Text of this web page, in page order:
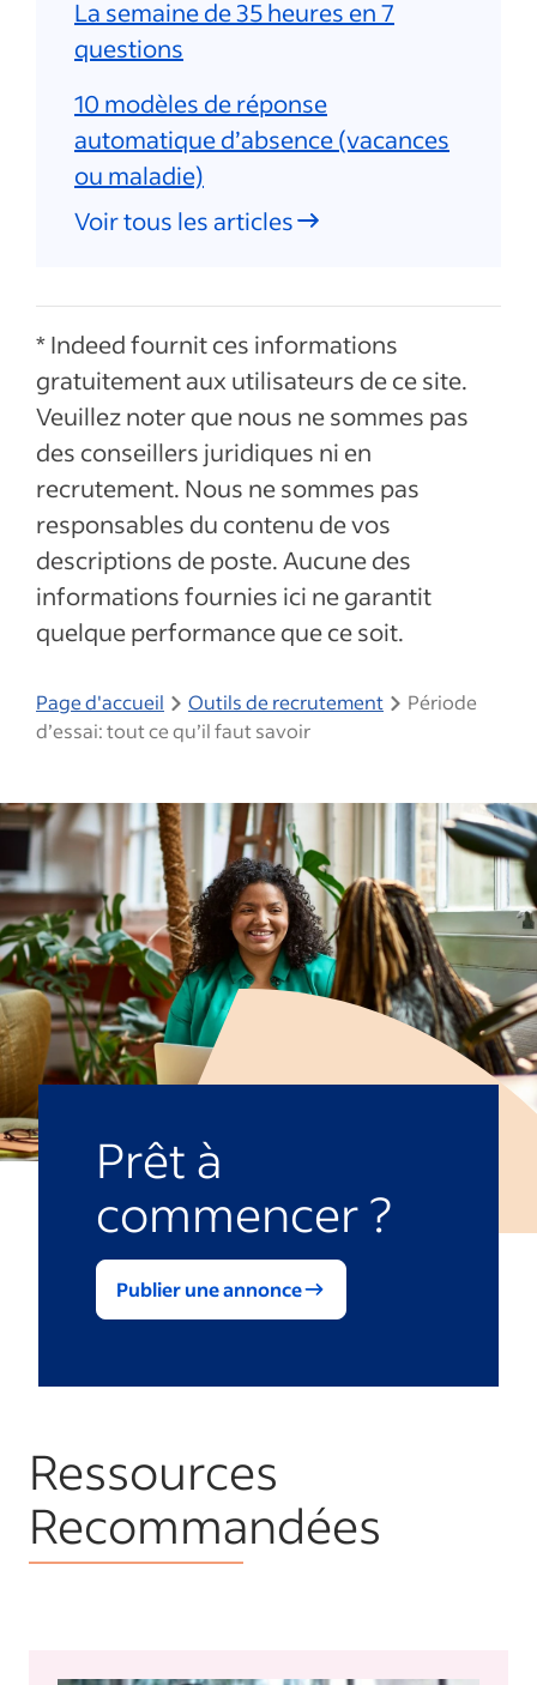
La semaine de 35 heures en 7
questions
10 modèles de réponse
automatique d’absence (vacances
ou maladie)
Voir tous les articles
* Indeed fournit ces informations
gratuitement aux utilisateurs de ce site.
Veuillez noter que nous ne sommes pas
des conseillers juridiques ni en
recrutement. Nous ne sommes pas
responsables du contenu de vos
descriptions de poste. Aucune des
informations fournies ici ne garantit
quelque performance que ce soit.
Page d'accueil Outils de recrutement
Période
d’essai: tout ce qu’il faut savoir
Prêt à
commencer ?
Publier une annonce
Ressources
Recommandées